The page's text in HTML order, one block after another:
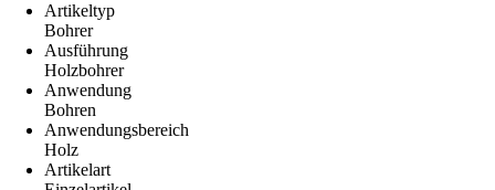
Artikeltyp
Bohrer
Ausführung
Holzbohrer
Anwendung
Bohren
Anwendungsbereich
Holz
Artikelart